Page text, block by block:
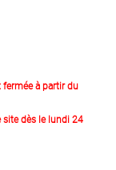
fermée à partir du
site dès le lundi 24